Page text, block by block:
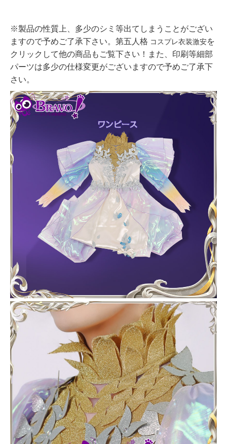
※製品の性質上、多少のシミ等出てしまうことがござい
ますので予めご了承下さい。 第五人格 コスプレ衣装激安を
クリックして他の商品もご覧下さい！また、印刷等細部
パーツは多少の仕様変更がございますので予めご了承下
さい。